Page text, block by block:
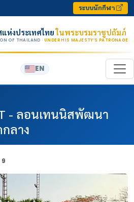
ระบบนักกีฬา
ห่งประเทศไทยในพระบรมราชูปถัมภ์
OF THAILAND · UNDER HIS MAJESTY’S PATRONAGE
EN
- ลอนเทนนิสพัฒนา
ลาง
9